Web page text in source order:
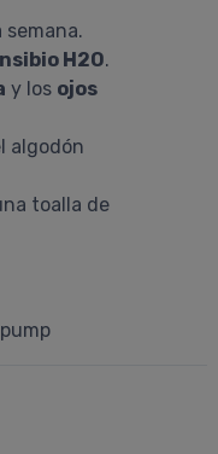
semana.
H2O.
y los ojos
algodón
toalla de